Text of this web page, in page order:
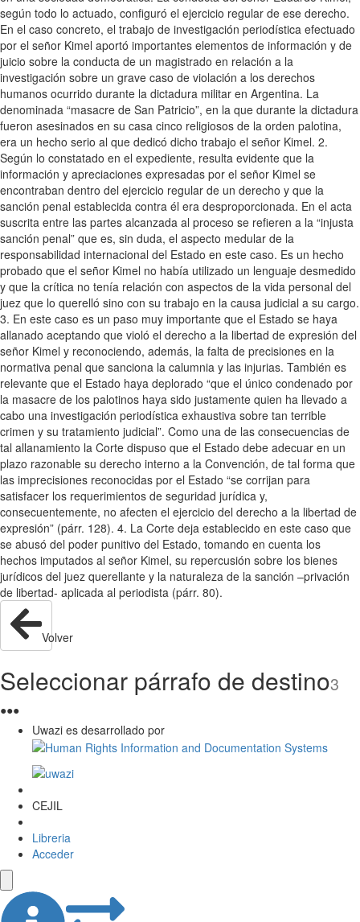
según todo lo actuado, configuró el ejercicio regular de ese derecho.
En el caso concreto, el trabajo de investigación periodística efectuado
por el señor Kimel aportó importantes elementos de información y de
juicio sobre la conducta de un magistrado en relación a la
investigación sobre un grave caso de violación a los derechos
humanos ocurrido durante la dictadura militar en Argentina. La
denominada “masacre de San Patricio”, en la que durante la dictadura
fueron asesinados en su casa cinco religiosos de la orden palotina,
era un hecho serio al que dedicó dicho trabajo el señor Kimel. 2.
Según lo constatado en el expediente, resulta evidente que la
información y apreciaciones expresadas por el señor Kimel se
encontraban dentro del ejercicio regular de un derecho y que la
sanción penal establecida contra él era desproporcionada. En el acta
suscrita entre las partes alcanzada al proceso se refieren a la “injusta
sanción penal” que es, sin duda, el aspecto medular de la
responsabilidad internacional del Estado en este caso. Es un hecho
probado que el señor Kimel no había utilizado un lenguaje desmedido
y que la crítica no tenía relación con aspectos de la vida personal del
juez que lo querelló sino con su trabajo en la causa judicial a su cargo.
3. En este caso es un paso muy importante que el Estado se haya
allanado aceptando que violó el derecho a la libertad de expresión del
señor Kimel y reconociendo, además, la falta de precisiones en la
normativa penal que sanciona la calumnia y las injurias. También es
relevante que el Estado haya deplorado “que el único condenado por
la masacre de los palotinos haya sido justamente quien ha llevado a
cabo una investigación periodística exhaustiva sobre tan terrible
crimen y su tratamiento judicial”. Como una de las consecuencias de
tal allanamiento la Corte dispuso que el Estado debe adecuar en un
plazo razonable su derecho interno a la Convención, de tal forma que
las imprecisiones reconocidas por el Estado “se corrijan para
satisfacer los requerimientos de seguridad jurídica y,
consecuentemente, no afecten el ejercicio del derecho a la libertad de
expresión” (párr. 128). 4. La Corte deja establecido en este caso que
se abusó del poder punitivo del Estado, tomando en cuenta los
hechos imputados al señor Kimel, su repercusión sobre los bienes
jurídicos del juez querellante y la naturaleza de la sanción –privación
de libertad- aplicada al periodista (párr. 80).
Volver
Seleccionar párrafo de destino3
●●●
Uwazi es desarrollado por
CEJIL
Libreria
Acceder